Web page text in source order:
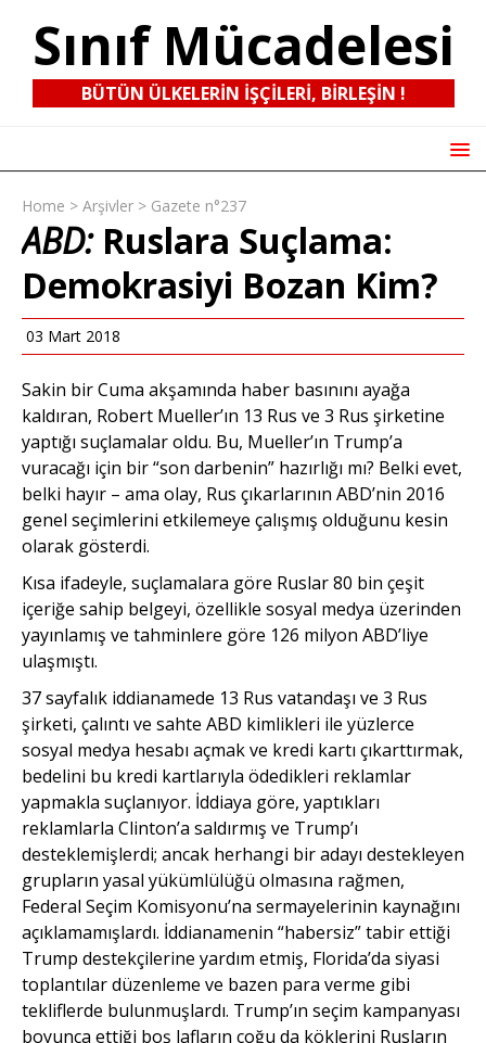
Sınıf Mücadelesi
BÜTÜN ÜLKELERIN IŞÇILERI, BIRLEŞIN !
Home > Arşivler > Gazete n°237
ABD:Ruslara Suçlama:
Demokrasiyi Bozan Kim?
03 Mart 2018
Sakin bir Cuma akşamında haber basınını ayağa
kaldıran, Robert Mueller’ın 13 Rus ve 3 Rus şirketine
yaptığı suçlamalar oldu. Bu, Mueller’ın Trump’a
vuracağı için bir “son darbenin” hazırlığı mı? Belki evet,
belki hayır – ama olay, Rus çıkarlarının ABD’nin 2016
genel seçimlerini etkilemeye çalışmış olduğunu kesin
olarak gösterdi.
Kısa ifadeyle, suçlamalara göre Ruslar 80 bin çeşit
içeriğe sahip belgeyi, özellikle sosyal medya üzerinden
yayınlamış ve tahminlere göre 126 milyon ABD’liye
ulaşmıştı.
37 sayfalık iddianamede 13 Rus vatandaşı ve 3 Rus
şirketi, çalıntı ve sahte ABD kimlikleri ile yüzlerce
sosyal medya hesabı açmak ve kredi kartı çıkarttırmak,
bedelini bu kredi kartlarıyla ödedikleri reklamlar
yapmakla suçlanıyor. İddiaya göre, yaptıkları
reklamlarla Clinton’a saldırmış ve Trump’ı
desteklemişlerdi; ancak herhangi bir adayı destekleyen
grupların yasal yükümlülüğü olmasına rağmen,
Federal Seçim Komisyonu’na sermayelerinin kaynağını
açıklamamışlardı. İddianamenin “habersiz” tabir ettiği
Trump destekçilerine yardım etmiş, Florida’da siyasi
toplantılar düzenleme ve bazen para verme gibi
tekliflerde bulunmuşlardı. Trump’ın seçim kampanyası
boyunca ettiği boş lafların çoğu da köklerini Rusların